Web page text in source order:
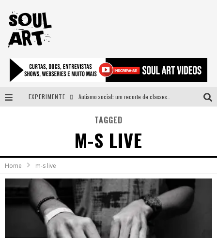
EXPERIMENTE
A subida da rampa é diferente!
Faça o bem! Mas, sem olhar a quem!?
Novo single de Arnaldo Tifu, “De Testa” explora brasilidade em sons, cores e símbolos
TAGGED
M-S LIVE
Home m-s live